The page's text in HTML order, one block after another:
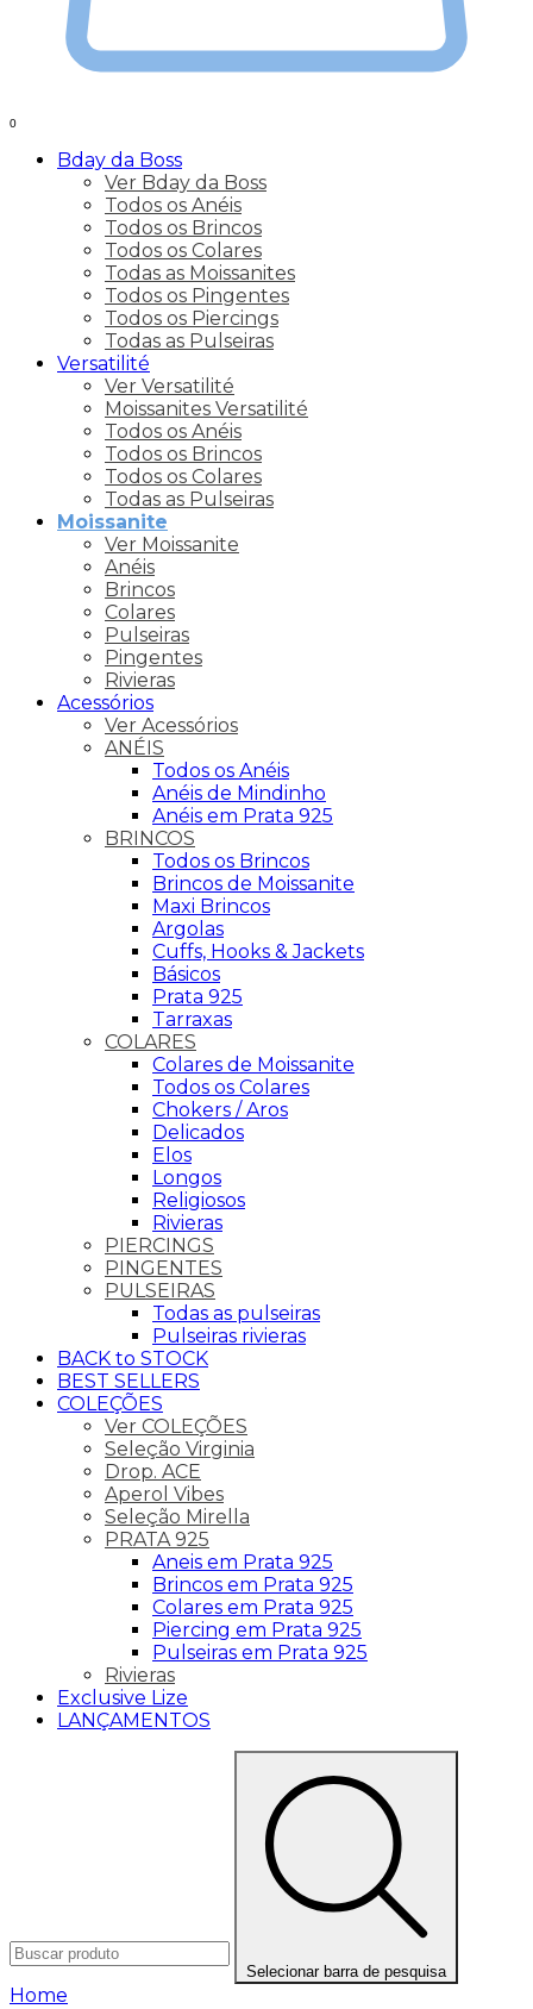
0
Bday da Boss
Ver Bday da Boss
Todos os Anéis
Todos os Brincos
Todos os Colares
Todas as Moissanites
Todos os Pingentes
Todos os Piercings
Todas as Pulseiras
Versatilité
Ver Versatilité
Moissanites Versatilité
Todos os Anéis
Todos os Brincos
Todos os Colares
Todas as Pulseiras
Moissanite
Ver Moissanite
Anéis
Brincos
Colares
Pulseiras
Pingentes
Rivieras
Acessórios
Ver Acessórios
ANÉIS
Todos os Anéis
Anéis de Mindinho
Anéis em Prata 925
BRINCOS
Todos os Brincos
Brincos de Moissanite
Maxi Brincos
Argolas
Cuffs, Hooks & Jackets
Básicos
Prata 925
Tarraxas
COLARES
Colares de Moissanite
Todos os Colares
Chokers / Aros
Delicados
Elos
Longos
Religiosos
Rivieras
PIERCINGS
PINGENTES
PULSEIRAS
Todas as pulseiras
Pulseiras rivieras
BACK to STOCK
BEST SELLERS
COLEÇÕES
Ver COLEÇÕES
Seleção Virginia
Drop. ACE
Aperol Vibes
Seleção Mirella
PRATA 925
Aneis em Prata 925
Brincos em Prata 925
Colares em Prata 925
Piercing em Prata 925
Pulseiras em Prata 925
Rivieras
Exclusive Lize
LANÇAMENTOS
Selecionar barra de pesquisa
Home